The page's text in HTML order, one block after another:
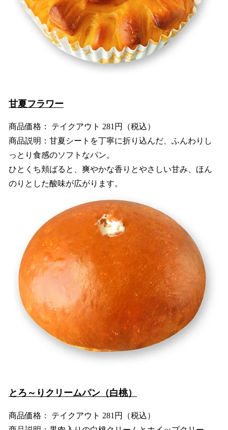
甘夏フラワー
商品価格： テイクアウト 281円（税込）
商品説明：甘夏シートを丁寧に折り込んだ、ふんわりし
っとり食感のソフトなパン。
ひとくち頬ばると、爽やかな香りとやさしい甘み、ほん
のりとした酸味が広がります。
とろ～りクリームパン（白桃）
商品価格： テイクアウト 281円（税込）